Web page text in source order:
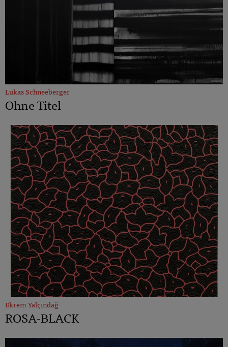
Lukas Schneeberger
Ohne Titel
Ekrem Yalçındağ
ROSA-BLACK